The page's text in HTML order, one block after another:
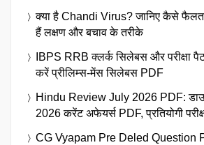
क्या है Chandi Virus? जानिए कैसे
हैं लक्षण और बचाव के तरीके
IBPS RRB क्लर्क सिलेबस और परीक्षा
करें प्रीलिम्स-मेंस सिलेबस PDF
Hindu Review July 2026 PDF:
2026 करेंट अफेयर्स PDF, प्रतियोगी
CG Vyapam Pre Deled Question